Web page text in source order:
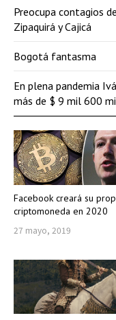
Facebook creará su
criptomoneda en 2020
27 mayo, 2019
Preocupa contagios
Zipaquirá y Cajicá
Bogotá fantasma
En plena pandemia
más de $ 9 mil 600